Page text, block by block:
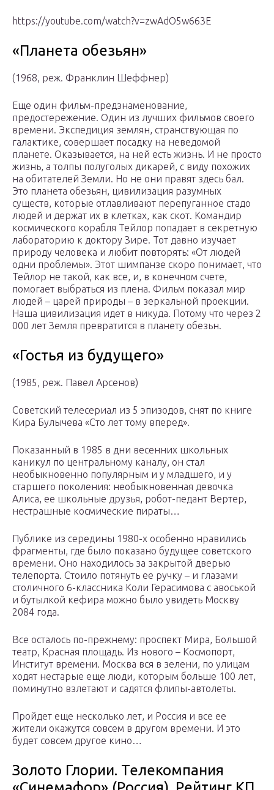
https://youtube.com/watch?v=zwAdO5w663E
«Планета обезьян»
(1968, реж. Франклин Шеффнер)
Еще один фильм-предзнаменование,
предостережение. Один из лучших фильмов своего
времени. Экспедиция землян, странствующая по
галактике, совершает посадку на неведомой
планете. Оказывается, на ней есть жизнь. И не просто
жизнь, а толпы полуголых дикарей, с виду похожих
на обитателей Земли. Но не они правят здесь бал.
Это планета обезьян, цивилизация разумных
существ, которые отлавливают перепуганное стадо
людей и держат их в клетках, как скот. Командир
космического корабля Тейлор попадает в секретную
лабораторию к доктору Зире. Тот давно изучает
природу человека и любит повторять: «От людей
одни проблемы». Этот шимпанзе скоро понимает, что
Тейлор не такой, как все, и, в конечном счете,
помогает выбраться из плена. Фильм показал мир
людей – царей природы – в зеркальной проекции.
Наша цивилизация идет в никуда. Потому что через 2
000 лет Земля превратится в планету обезьн.
«Гостья из будущего»
(1985, реж. Павел Арсенов)
Советский телесериал из 5 эпизодов, снят по книге
Кира Булычева «Сто лет тому вперед».
Показанный в 1985 в дни весенних школьных
каникул по центральному каналу, он стал
необыкновенно популярным и у младшего, и у
старшего поколения: необыкновенная девочка
Алиса, ее школьные друзья, робот-педант Вертер,
нестрашные космические пираты…
Публике из середины 1980-х особенно нравились
фрагменты, где было показано будущее советского
времени. Оно находилось за закрытой дверью
телепорта. Стоило потянуть ее ручку – и глазами
столичного 6-классника Коли Герасимова с авоськой
и бутылкой кефира можно было увидеть Москву
2084 года.
Все осталось по-прежнему: проспект Мира, Большой
театр, Красная площадь. Из нового – Космопорт,
Институт времени. Москва вся в зелени, по улицам
ходят нестарые еще люди, которым больше 100 лет,
поминутно взлетают и садятся флипы-автолеты.
Пройдет еще несколько лет, и Россия и все ее
жители окажутся совсем в другом времени. И это
будет совсем другое кино…
Золото Глории. Телекомпания